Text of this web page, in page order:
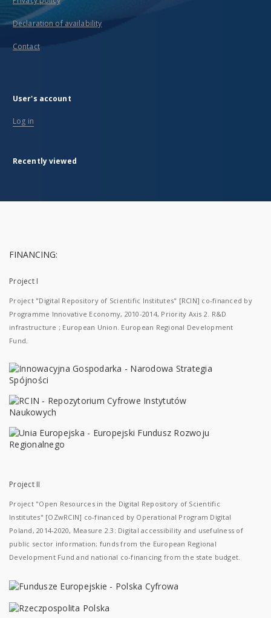
Declaration of availability
Contact
User's account
Log in
Recently viewed
FINANCING:
Project I
Project "Digital Repository of Scientific Institutes" [RCIN] co-financed by
Programme Innovative Economy, 2010-2014, Priority Axis 2. R&D
infrastructure ; European Union. European Regional Development
Fund.
Project II
Project "Open Resources in the Digital Repository of Scientific
Institutes" [OZwRCIN] co-financed by Operational Program Digital
Poland, 2014-2020, Measure 2.3: Digital accessibility and usefulness of
public sector information; funds from the European Regional
Development Fund and national co-financing from the state budget.